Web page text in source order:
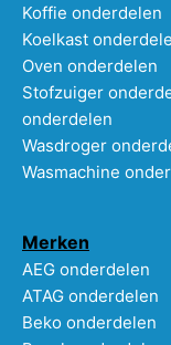
Koffie onderdelen
Koelkast
Oven onderdelen
Stofzuiger
onderdelen
Wasdroger
Wasmachine
Merken
AEG onderdelen
ATAG onderdelen
Beko onderdelen